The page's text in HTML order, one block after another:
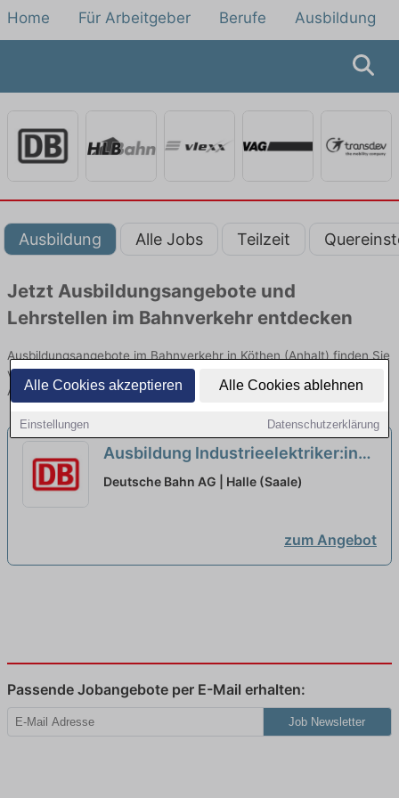
Alle Cookies akzeptieren Alle Cookies ablehnen
Einstellungen Datenschutzerklärung
Home Für Arbeitgeber Berufe Ausbildung
Ausbildung Alle Jobs Teilzeit
Jetzt Ausbildungsangebote und
Lehrstellen im Bahnverkehr entdecken
Ausbildungsangebote im Bahnverkehr in Köthen (Anhalt) finden Sie
von namhaften Firmen. Entdecken Sie freie Optionen von Top-
Arbeitgebern und bewerben Sie sich noch heute.
Ausbildung Industrieelektriker:in
für Elektroenergieanlagen 2027...
Deutsche Bahn AG | Halle (Saale)
zum Angebot
Passende Jobangebote per E-Mail erhalten:
Job Newsletter